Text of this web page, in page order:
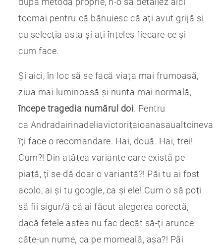
tocmai pentru că bănuiesc că ați avut grijă și
cu selecția asta și ați înțeles fiecare ce și
cum face.
Și aici, în loc să se facă viața mai frumoasă,
ziua mai luminoasă și nunta mai normală,
începe tragedia numărul doi. Pentru
ca Andradairinadeliavictorițaioanasaualtcineva
îți face o recomandare. Hai, două. Hai, trei!
Cum?! Din atâtea variante care există pe
piață, ți se dă doar o variantă?! Păi tu ai fost
acolo, ai și tu google, ca și ele! Cum o să poți
să fii sigur/ă că ai făcut alegerea corectă,
dacă fetele astea nu fac decât să-ți arunce
câte-un nume, ca pe momeală, așa?! Păi